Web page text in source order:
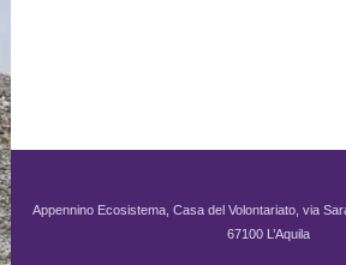
Appennino Ecosistema, Casa del Volontariato, via
67100 L’Aquila